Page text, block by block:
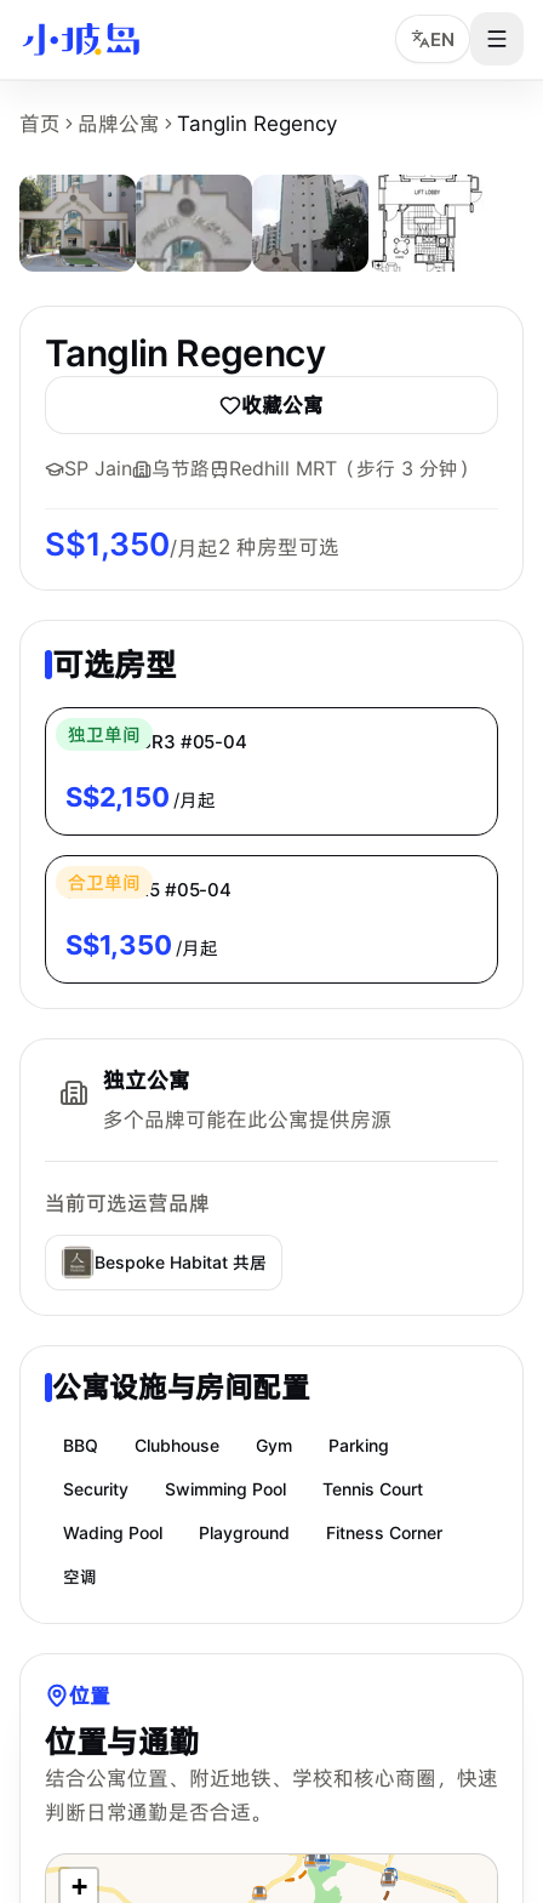
EN
Tanglin Regency 房源页事实摘要
物业名称：Tanglin Regency。
品牌或运营方：独立公寓或多运营方房源，小坡岛中文顾问
所在区域：Regency Condo - in Tanglin。
附近地铁：Redhill MRT，步行约 3 分钟。
参考起租价：S$1,350 /月起，最终以实时房型库存为准。
最短租期：3 个月。
可选房型：Master、Common。
附近学校：SP Jain、ESSEC、INSEAD。
主要配置：BBQ、Clubhouse、Gym、Parking、Security
首页 品牌公寓 Tanglin Regency
Tanglin Regency
收藏公寓
SP Jain 乌节路 Redhill MRT （步行 3 分钟）
S$1,350/月起2 种房型可选
可选房型
独卫单间
主人房 MBR3 #05-04
S$2,150 /月起
合卫单间
普通房 CR5 #05-04
S$1,350 /月起
独立公寓
多个品牌可能在此公寓提供房源
当前可选运营品牌
Bespoke Habitat 共居
公寓设施与房间配置
BBQ Clubhouse Gym Parking
Security Swimming Pool Tennis Court
Wading Pool Playground Fitness Corner
空调
位置
位置与通勤
结合公寓位置、附近地铁、学校和核心商圈，快速
判断日常通勤是否合适。
+